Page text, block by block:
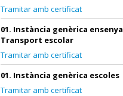
Tramitar amb certificat
01. Instància genèrica
Transport escolar
Tramitar amb certificat
01. Instància genèrica escoles
Tramitar amb certificat